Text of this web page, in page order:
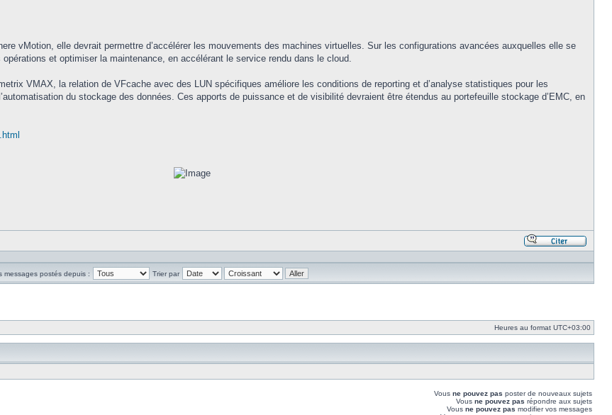
vMotion, elle devrait permettre d’accélérer les mouvements des machines virtuelles. Sur les configurations avancées auxquelles elle se
et optimiser la maintenance, en accélérant le service rendu dans le cloud.
VMAX, la relation de VFcache avec des LUN spécifiques améliore les conditions de reporting et d’analyse statistiques pour les
du stockage des données. Ces apports de puissance et de visibilité devraient être étendus au portefeuille stockage d’EMC, en
messages postés depuis : Trier par
Heures au format UTC+03:00
Vous ne pouvez pas poster de nouveaux sujets
Vous ne pouvez pas répondre aux sujets
Vous ne pouvez pas modifier vos messages